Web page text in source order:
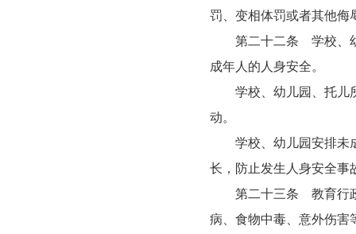
罚、变相体罚或者其他侮
第二十二条 学校、幼
成年人的人身安全。
学校、幼儿园、托儿所
动。
学校、幼儿园安排未成
长，防止发生人身安全事
第二十三条 教育行政
病、食物中毒、意外伤害